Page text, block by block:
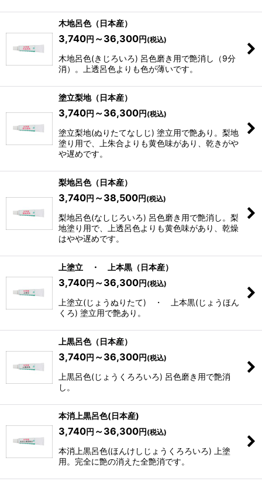
木地呂色（日本産）
3,740円 ～36,300円 (税込)
木地呂色(きじろいろ) 呂色磨き用で艶消し（9分
消）。上透呂色よりも色が薄いです。
塗立梨地（日本産）
3,740円 ～36,300円 (税込)
塗立梨地(ぬりたてなしじ) 塗立用で艶あり。梨地
塗り用で、上朱合よりも黄色味があり、乾きがや
や遅めです。
梨地呂色（日本産）
3,740円 ～38,500円 (税込)
梨地呂色(なしじろいろ) 呂色磨き用で艶消し。梨
地塗り用で、上透呂色よりも黄色味があり、乾燥
はやや遅めです。
上塗立 ・ 上本黒（日本産）
3,740円 ～36,300円 (税込)
上塗立(じょうぬりたて) ・ 上本黒(じょうほん
くろ) 塗立用で艶あり。
上黒呂色（日本産）
3,740円 ～36,300円 (税込)
上黒呂色(じょうくろろいろ) 呂色磨き用で艶消
し。
本消上黒呂色(日本産)
3,740円 ～36,300円 (税込)
本消上黒呂色(ほんけしじょうくろろいろ) 上塗
用。完全に艶の消えた全艶消です。